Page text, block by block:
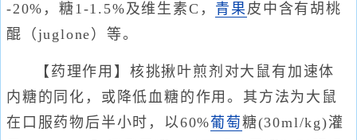
-20%，糖1-1.5%及维生素C， 青果 皮中含有胡桃
醌（juglone）等。
【药理作用】核挑揪叶煎剂对大鼠有加速体
内糖的同化，或降低血糖的作用。其方法为大鼠
在口服药物后半小时，以60%葡萄糖(30ml/kg)灌